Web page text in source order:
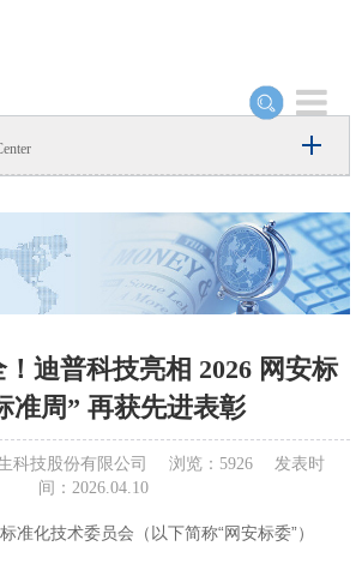
Toggle
navigation
迪普科技亮相 2026 网安标
准周” 再获先进表彰
生科技股份有限公司 浏览：5926 发表时
间：2026.04.10
准化技术委员会（以下简称“网安标委”）